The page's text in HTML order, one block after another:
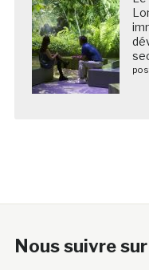
Nous suivre